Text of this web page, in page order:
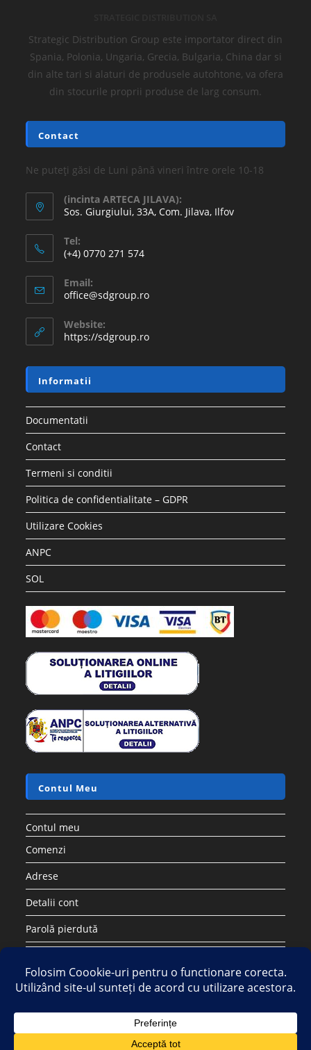
Strategic Distribution Group este importator direct din
Spania, Polonia, Ungaria, Grecia, Bulgaria, China dar si
din alte tari si alaturi de produsele autohtone, va ofera
din stocurile proprii produse de larg consum.
Contact
Ne puteți găsi de Luni până vineri între orele 10-18
(incinta ARTECA JILAVA):
Sos. Giurgiului, 33A, Com. Jilava, Ilfov
Tel:
(+4) 0770 271 574
Email:
office@sdgroup.ro
Website:
https://sdgroup.ro
Informatii
Documentatii
Contact
Termeni si conditii
Politica de confidentialitate – GDPR
Utilizare Cookies
ANPC
SOL
Contul Meu
Contul meu
Comenzi
Adrese
Detalii cont
Parolă pierdută